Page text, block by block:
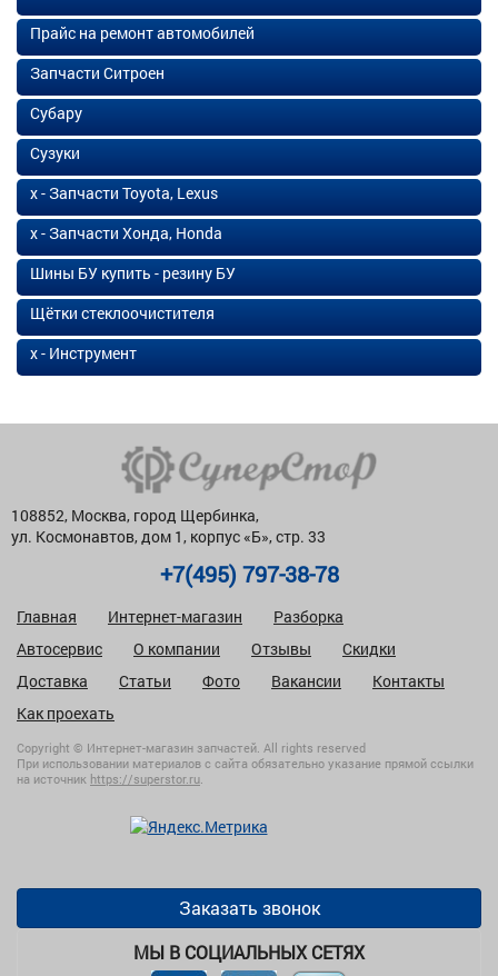
Прайс на ремонт автомобилей
Запчасти Ситроен
Субару
Сузуки
х - Запчасти Toyota, Lexus
х - Запчасти Хонда, Honda
Шины БУ купить - резину БУ
Щётки стеклоочистителя
х - Инструмент
108852, Москва, город Щербинка,
ул. Космонавтов, дом 1, корпус «Б», стр. 33
+7(495) 797-38-78
Главная Интернет-магазин
Разборка
Автосервис
О компании Отзывы
Скидки
Доставка
Статьи Фото Вакансии
Контакты
Как проехать
Copyright © Интернет-магазин запчастей. All rights reserved
При использовании материалов с сайта обязательно указание прямой ссылки
на источник https://superstor.ru.
Заказать звонок
МЫ В СОЦИАЛЬНЫХ СЕТЯХ